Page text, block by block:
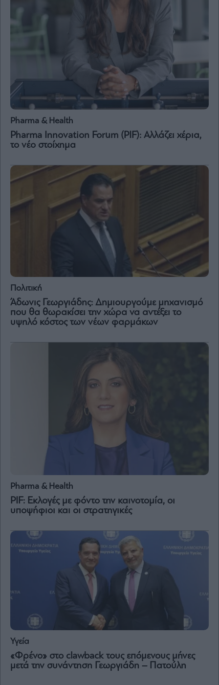
Terms
Service
Pharma & Health
Pharma Innovation Forum (PIF): Αλλάζει χέρια,
το νέο στοίχημα
Πολιτική
Άδωνις Γεωργιάδης: Δημιουργούμε μηχανισμό
που θα θωρακίσει την χώρα να αντέξει το
υψηλό κόστος των νέων φαρμάκων
Pharma & Health
PIF: Εκλογές με φόντο την καινοτομία, οι
υποψήφιοι και οι στρατηγικές
Υγεία
«Φρένο» στο clawback τους επόμενους μήνες
μετά την συνάντηση Γεωργιάδη – Πατούλη